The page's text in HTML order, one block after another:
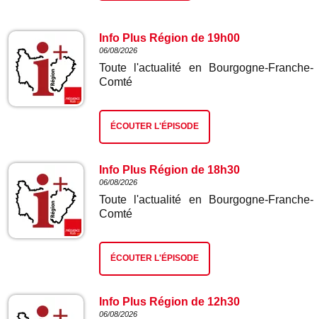
Info Plus Région de 19h00
06/08/2026
Toute l'actualité en Bourgogne-Franche-
Comté
ÉCOUTER L'ÉPISODE
Info Plus Région de 18h30
06/08/2026
Toute l'actualité en Bourgogne-Franche-
Comté
ÉCOUTER L'ÉPISODE
Info Plus Région de 12h30
06/08/2026